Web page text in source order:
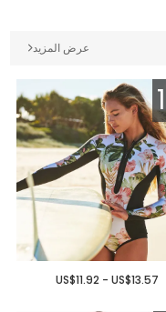
عرض المزيد
US$11.92 - US$13.57